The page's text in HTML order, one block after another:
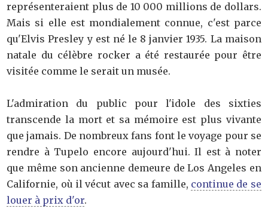
représenteraient plus de 10 000 millions de dollars.
Mais si elle est mondialement connue, c'est parce
qu'Elvis Presley y est né le 8 janvier 1935. La maison
natale du célèbre rocker a été restaurée pour être
visitée comme le serait un musée.
L'admiration du public pour l'idole des sixties
transcende la mort et sa mémoire est plus vivante
que jamais. De nombreux fans font le voyage pour se
rendre à Tupelo encore aujourd'hui. Il est à noter
que même son ancienne demeure de Los Angeles en
Californie, où il vécut avec sa famille, continue de se
louer à prix d'or.